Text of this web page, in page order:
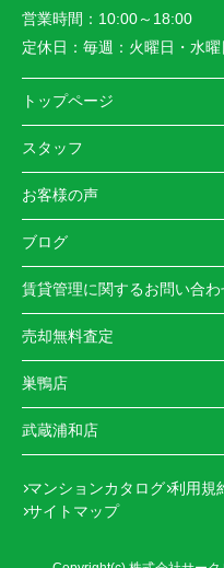
営業時間： 10:00～18:00
定休日： 毎週：火曜日・水曜
トップページ
スタッフ
お客様の声
ブログ
賃貸管理に関するお問い合わ
売却無料査定
巣鴨店
武蔵浦和店
マンションカタログ 利用規
サイトマップ